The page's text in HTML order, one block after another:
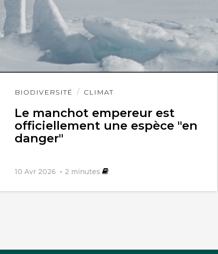
BIODIVERSITÉ CLIMAT
Le manchot empereur est
officiellement une espèce "en
danger"
10 Avr 2026 2 minutes
Lire